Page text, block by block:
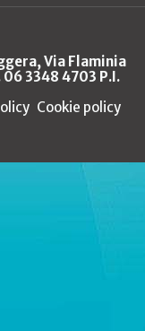
Via Flaminia
3348 4703 P.I.
Cookie policy